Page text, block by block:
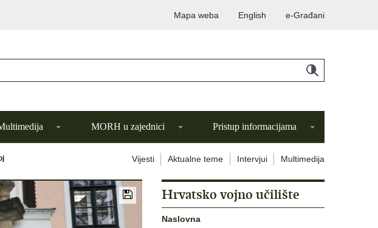
Mapa weba English e-Građani
MORH u zajednici Pristup informacijama
Vijesti Aktualne teme Intervjui Multimedija
Hrvatsko vojno učilište
Naslovna